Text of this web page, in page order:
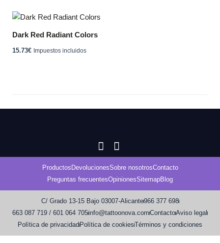
Dark Red Radiant Colors
15.73€ Impuestos incluidos
Productos DevolucionesSobre nosotrosContacto
Preguntas frecuentesOpinionesSitemapBlog
C/ Grado 13-15 Bajo 03007-Alicante966 377 698
663 087 719 / 601 064 705info@tattoonova.comContactoAviso legal
Política de privacidad Política de cookiesTérminos y condiciones